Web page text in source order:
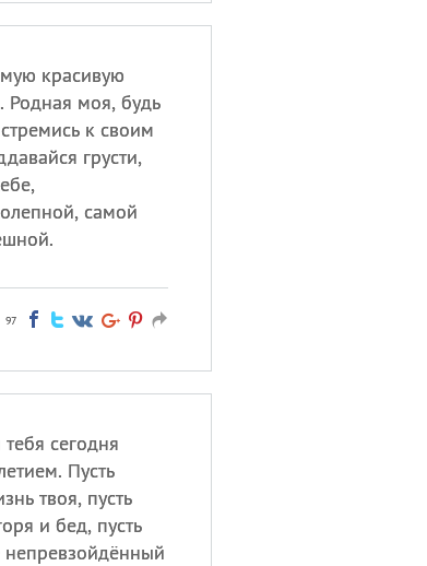
красивую
Родная моя, будь
к своим
грусти,
самой
97
сегодня
Пусть
твоя, пусть
и бед, пусть